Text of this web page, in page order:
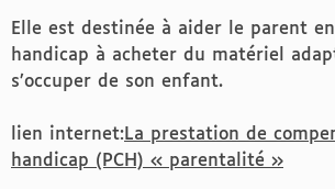
Elle est destinée à aider le parent
handicap à acheter du matériel
s’occuper de son enfant.
lien internet:La prestation de
handicap (PCH) « parentalité »